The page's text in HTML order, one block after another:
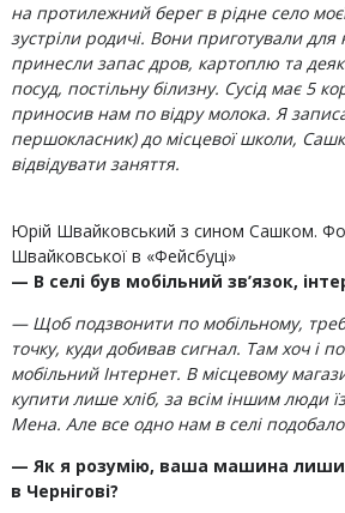
на протилежний берег в рідне село
зустріли родичі. Вони приготували
принесли запас дров, картоплю та
посуд, постільну білизну. Сусід має 5
приносив нам по відру молока. Я
першокласник) до місцевої школи,
відвідувати заняття.
Юрій Швайковський з сином Сашком.
Швайковської в «Фейсбуці»
— В селі був мобільний зв’язок,
— Щоб подзвонити по мобільному,
точку, куди добивав сигнал. Там хоч і
мобільний Інтернет. В місцевому
купити лише хліб, за всім іншим люди
Мена. Але все одно нам в селі
— Як я розумію, ваша машина
в Чернігові?